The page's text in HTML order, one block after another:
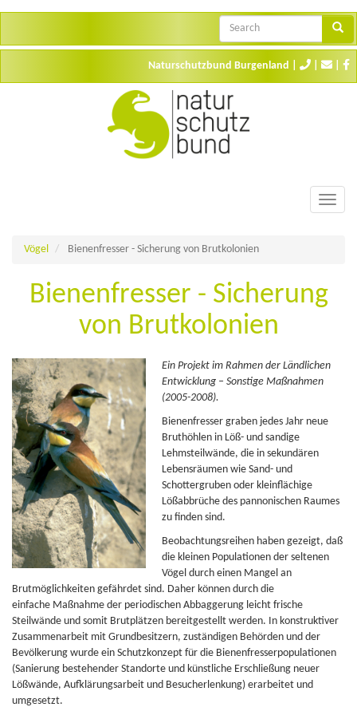
Suche
Naturschutzbund Burgenland
Toggle
Vögel Bienenfresser - Sicherung von Brutkolonien
Bienenfresser - Sicherung
von Brutkolonien
Ein Projekt im Rahmen der Ländlichen
Entwicklung – Sonstige Maßnahmen
(2005-2008).
Bienenfresser graben jedes Jahr neue
Bruthöhlen in Löß- und sandige
Lehmsteilwände, die in sekundären
Lebensräumen wie Sand- und
Schottergruben oder kleinflächige
Lößabbrüche des pannonischen Raumes
zu finden sind.
Beobachtungsreihen haben gezeigt, daß
die kleinen Populationen der seltenen
Vögel durch einen Mangel an
Brutmöglichkeiten gefährdet sind. Daher können durch die
einfache Maßnahme der periodischen Abbaggerung leicht frische
Steilwände und somit Brutplätzen bereitgestellt werden. In konstruktiver
Zusammenarbeit mit Grundbesitzern, zuständigen Behörden und der
Bevölkerung wurde ein Schutzkonzept für die Bienenfresserpopulationen
(Sanierung bestehender Standorte und künstliche Erschließung neuer
Lößwände, Aufklärungsarbeit und Besucherlenkung) erarbeitet und
umgesetzt.